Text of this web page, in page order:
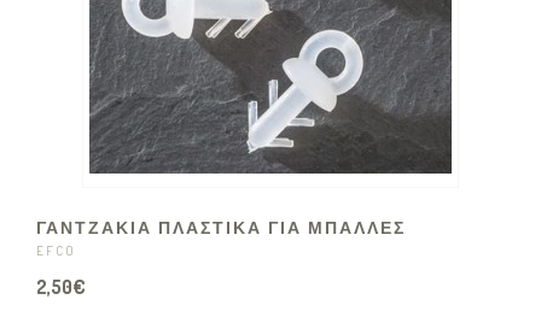
ΓΑΝΤΖΑΚΙΑ ΠΛΑΣΤΙΚΑ ΓΙΑ ΜΠΑΛΛΕΣ
EFCO
2,50€